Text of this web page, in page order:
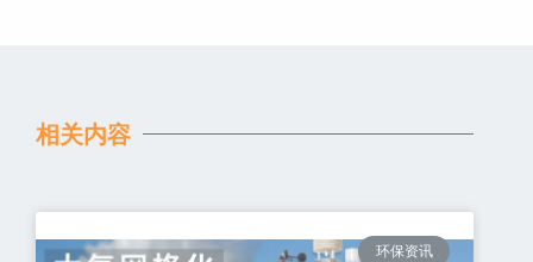
相关内容
环保资讯